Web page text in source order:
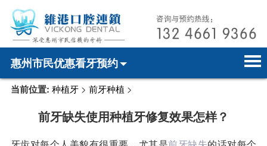
惠州市民优惠看牙预约
首页home page
医院简介hospital introduction
电话预约
微信预约
当前位置: 种植牙> 前牙种植 >
前牙缺失使用种植牙修复效果怎样？